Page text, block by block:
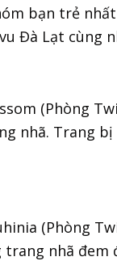
bạn trẻ
Đà Lạt cùng
(Phòng
nhã. Trang bị
(Phòng
nhã đem